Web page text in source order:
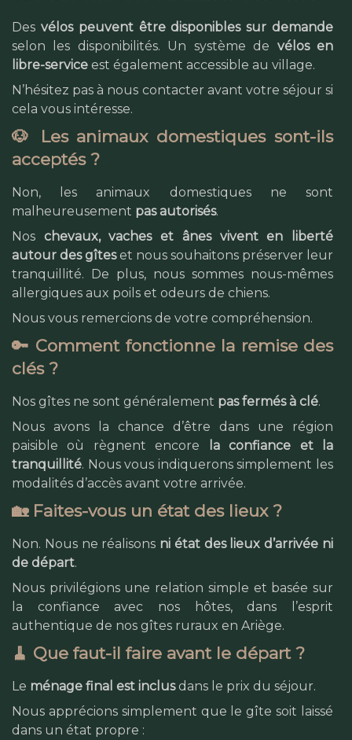
Des vélos peuvent être disponibles sur demande
selon les disponibilités. Un système de vélos en
libre-service est également accessible au village.
N’hésitez pas à nous contacter avant votre séjour si
cela vous intéresse.
🐶 Les animaux domestiques sont-ils
acceptés ?
Non, les animaux domestiques ne sont
malheureusement pas autorisés.
Nos chevaux, vaches et ânes vivent en liberté
autour des gîteset nous souhaitons préserver leur
tranquillité. De plus, nous sommes nous-mêmes
allergiques aux poils et odeurs de chiens.
Nous vous remercions de votre compréhension.
🔑 Comment fonctionne la remise des
clés ?
Nos gîtes ne sont généralement pas fermés à clé.
Nous avons la chance d’être dans une région
paisible où règnent encore
la confiance et la
tranquillité. Nous vous indiquerons simplement les
modalités d’accès avant votre arrivée.
🏡 Faites-vous un état des lieux ?
Non. Nous ne réalisons ni état des lieux d’arrivée ni
de départ.
Nous privilégions une relation simple et basée sur
la confiance avec nos hôtes, dans l’esprit
authentique de nos gîtes ruraux en Ariège.
🧹 Que faut-il faire avant le départ ?
Le ménage final est inclusdans le prix du séjour.
Nous apprécions simplement que le gîte soit laissé
dans un état propre :